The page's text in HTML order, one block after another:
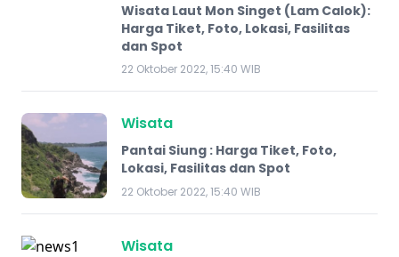
Wisata Laut Mon Singet (Lam Calok):
Harga Tiket, Foto, Lokasi, Fasilitas
dan Spot
22 Oktober 2022, 15:40 WIB
Wisata
Pantai Siung : Harga Tiket, Foto,
Lokasi, Fasilitas dan Spot
22 Oktober 2022, 15:40 WIB
Wisata